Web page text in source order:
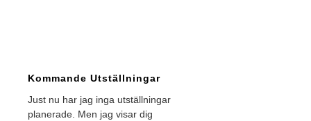
Kommande Utställningar
Just nu har jag inga utställningar
planerade. Men jag visar dig